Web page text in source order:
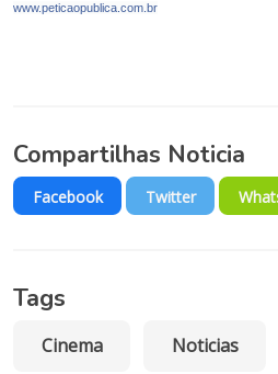
www.peticaopublica.com.br
Compartilhas Noticia
Facebook Twitter
Tags
Cinema Noticias